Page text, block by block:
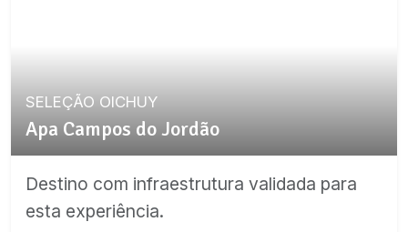
SELEÇÃO OICHUY
Apa Campos do Jordão
Destino com infraestrutura validada para
esta experiência.